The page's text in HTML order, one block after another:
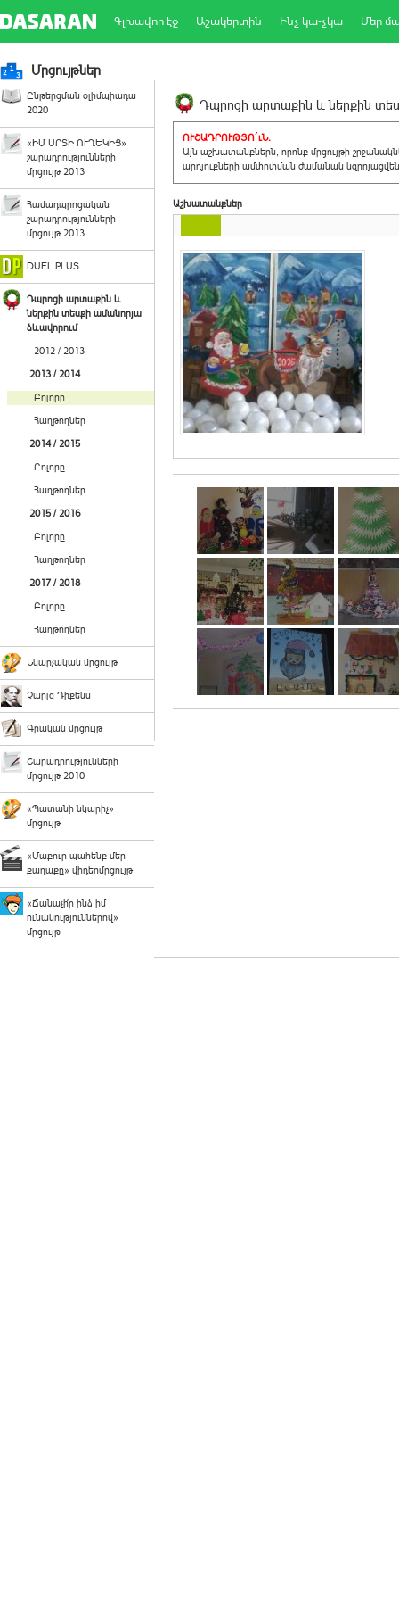
Գլխավոր էջ Աշակերտին Ինչ կա-չկա Մեր
Մրցույթներ
Ընթերցման օլիմպիադա
2020
«ԻՄ ՍՐՏԻ ՈՒՂԵԿԻՑ»
շարադրությունների
մրցույթ 2013
Համադպրոցական
շարադրությունների
մրցույթ 2013
DUEL PLUS
Դպրոցի արտաքին և
ներքին տեսքի ամանորյա
ձևավորում
2012 / 2013
2013 / 2014
Բոլորը
Հաղթողներ
2014 / 2015
Բոլորը
Հաղթողներ
2015 / 2016
Բոլորը
Հաղթողներ
2017 / 2018
Բոլորը
Հաղթողներ
Նկարչական մրցույթ
Չարլզ Դիքենս
Գրական մրցույթ
Շարադրությունների
մրցույթ 2010
«Պատանի նկարիչ»
մրցույթ
«Մաքուր պահենք մեր
քաղաքը» վիդեոմրցույթ
«Ճանաչի՛ր ինձ իմ
ունակություններով»
մրցույթ
Դպրոցի արտաքին և ներքին
ՈՒՇԱԴՐՈՒԹՅՈ´ւՆ.
Այն աշխատանքներն, որոնք մրցույթի
արդյուքների ամփոփման ժամանակ
Աշխատանքներ